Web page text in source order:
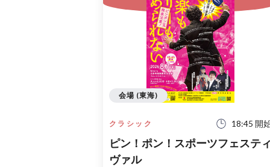
クラシック 18:45 開
ピン！ポン！スポーツフェステ
ヴァル
会場 (東海)